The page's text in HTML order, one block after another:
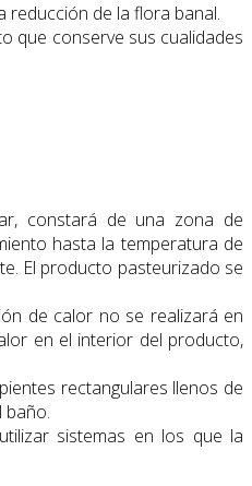
reducción de la flora banal.
que conserve sus cualidades
constará de una zona de
hasta la temperatura de
El producto pasteurizado se
de calor no se realizará en
en el interior del producto,
rectangulares llenos de
baño.
sistemas en los que la